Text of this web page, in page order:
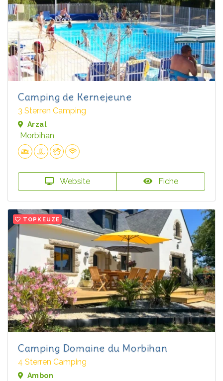
Camping de Kernejeune
3 Sterren Camping
Arzal
Morbihan
Website Fiche
TOPKEUZE
Camping Domaine du Morbihan
4 Sterren Camping
Ambon